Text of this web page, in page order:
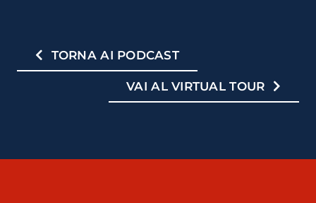
TORNA AI PODCAST
VAI AL VIRTUAL TOUR